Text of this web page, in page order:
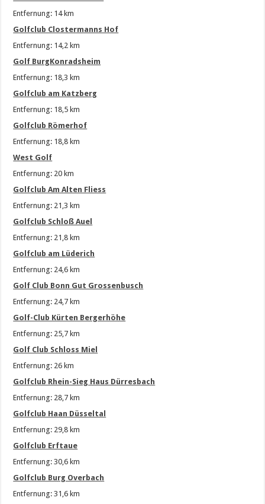
Entfernung: 14 km
Golfclub Clostermanns Hof
Entfernung: 14,2 km
Golf BurgKonradsheim
Entfernung: 18,3 km
Golfclub am Katzberg
Entfernung: 18,5 km
Golfclub Römerhof
Entfernung: 18,8 km
West Golf
Entfernung: 20 km
Golfclub Am Alten Fliess
Entfernung: 21,3 km
Golfclub Schloß Auel
Entfernung: 21,8 km
Golfclub am Lüderich
Entfernung: 24,6 km
Golf Club Bonn Gut Grossenbusch
Entfernung: 24,7 km
Golf-Club Kürten Bergerhöhe
Entfernung: 25,7 km
Golf Club Schloss Miel
Entfernung: 26 km
Golfclub Rhein-Sieg Haus Dürresbach
Entfernung: 28,7 km
Golfclub Haan Düsseltal
Entfernung: 29,8 km
Golfclub Erftaue
Entfernung: 30,6 km
Golfclub Burg Overbach
Entfernung: 31,6 km